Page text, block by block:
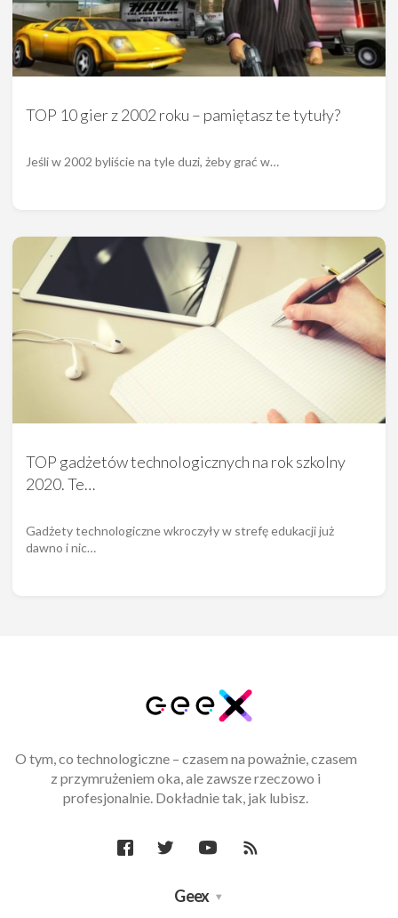
TOP 10 gier z 2002 roku – pamiętasz te tytuły?
Jeśli w 2002 byliście na tyle duzi, żeby grać w…
TOP gadżetów technologicznych na rok szkolny
2020. Te…
Gadżety technologiczne wkroczyły w strefę edukacji już
dawno i nic…
O tym, co technologiczne – czasem na poważnie, czasem
z przymrużeniem oka, ale zawsze rzeczowo i
profesjonalnie. Dokładnie tak, jak lubisz.
Geex